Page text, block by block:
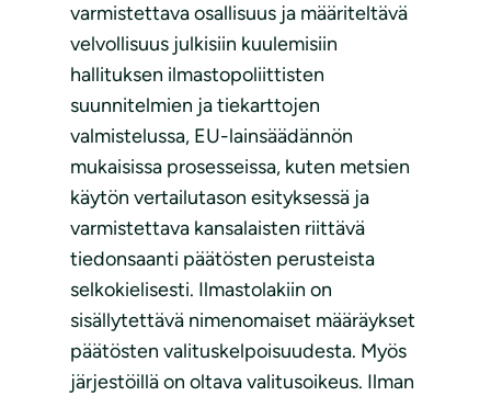
varmistettava osallisuus ja määriteltävä
velvollisuus julkisiin kuulemisiin
hallituksen ilmastopoliittisten
suunnitelmien ja tiekarttojen
valmistelussa, EU-lainsäädännön
mukaisissa prosesseissa, kuten metsien
käytön vertailutason esityksessä ja
varmistettava kansalaisten riittävä
tiedonsaanti päätösten perusteista
selkokielisesti. Ilmastolakiin on
sisällytettävä nimenomaiset määräykset
päätösten valituskelpoisuudesta. Myös
järjestöillä on oltava valitusoikeus. Ilman